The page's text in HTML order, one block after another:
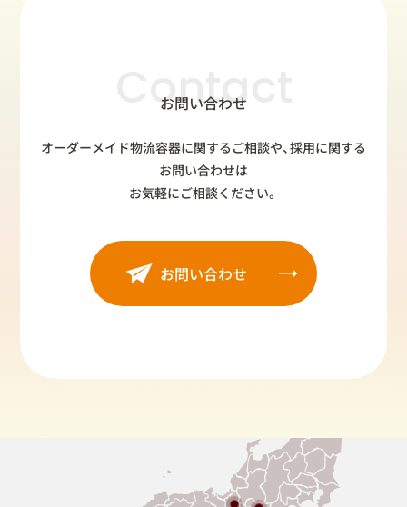
Contact
お問い合わせ
オーダーメイド物流容器に関するご相談や、採用に関する
お問い合わせは
お気軽にご相談ください。
お問い合わせ